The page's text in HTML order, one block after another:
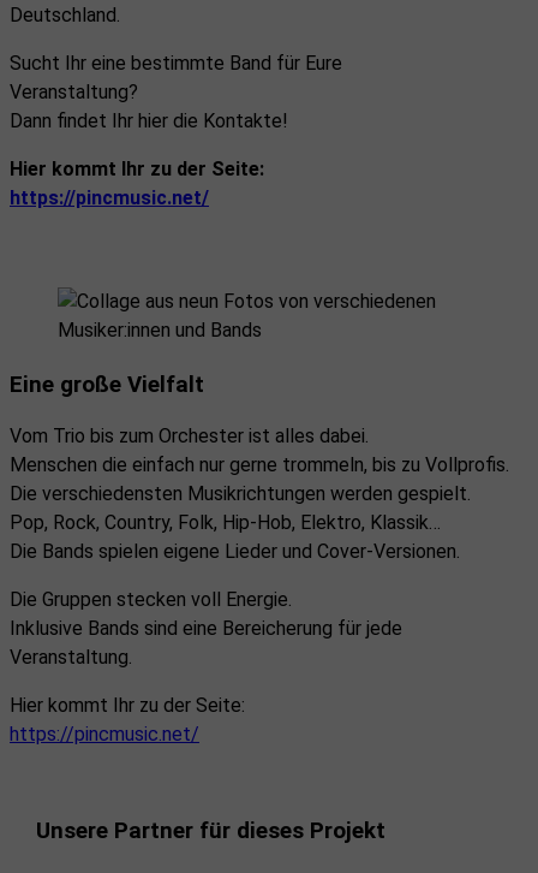
Deutschland.
Sucht Ihr eine bestimmte Band für Eure
Veranstaltung?
Dann findet Ihr hier die Kontakte!
Hier kommt Ihr zu der Seite:
https://pincmusic.net/
Eine große Vielfalt
Vom Trio bis zum Orchester ist alles dabei.
Menschen die einfach nur gerne trommeln, bis zu Vollprofis.
Die verschiedensten Musikrichtungen werden gespielt.
Pop, Rock, Country, Folk, Hip-Hob, Elektro, Klassik…
Die Bands spielen eigene Lieder und Cover-Versionen.
Die Gruppen stecken voll Energie.
Inklusive Bands sind eine Bereicherung für jede
Veranstaltung.
Hier kommt Ihr zu der Seite:
https://pincmusic.net/
Unsere Partner für dieses Projekt